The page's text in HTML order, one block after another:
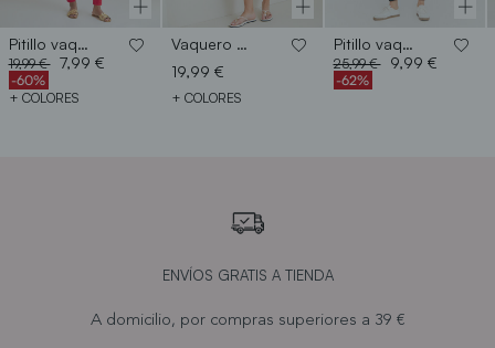
Pitillo vaquero básico
Price reduced from
19,99 €to7,99 €
-60%
+ COLORES
Vaquero básico capri
19,99 €
+ COLORES
Pitillo vaquero confort
Price reduced from
25,99 €to9,99 €
-62%
ENVÍOS GRATIS A TIENDA
A domicilio, por compras superiores a 39 €